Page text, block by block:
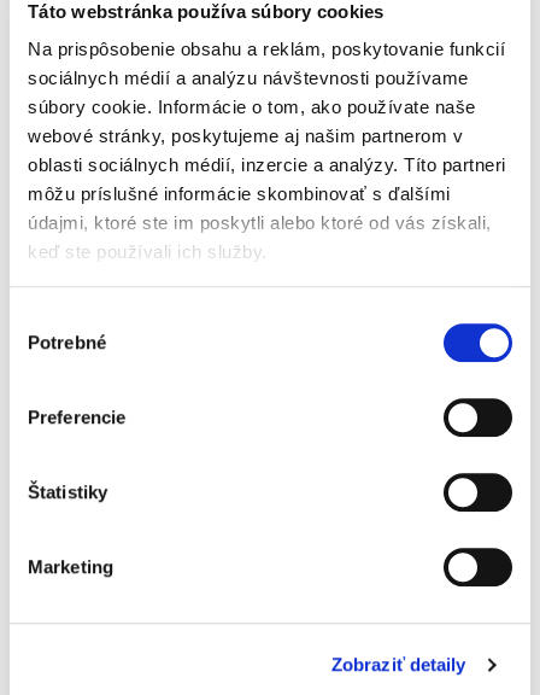
Táto webstránka používa súbory cookies
Na prispôsobenie obsahu a reklám, poskytovanie funkcií
sociálnych médií a analýzu návštevnosti používame
súbory cookie. Informácie o tom, ako používate naše
webové stránky, poskytujeme aj našim partnerom v
oblasti sociálnych médií, inzercie a analýzy. Títo partneri
môžu príslušné informácie skombinovať s ďalšími
údajmi, ktoré ste im poskytli alebo ktoré od vás získali,
keď ste používali ich služby.
súhlasu
Potrebné
Preferencie
Štatistiky
Marketing
Zobraziť detaily
17,00 € s DPH
16,19 € bez DPH
Aktuálna a jedinečná publikácia je venovaná
vybraným právnym aspektom ochrany prírody
a krajiny v podmienkach Slovenskej republiky
so zameraním na možné zásahy do práv
fyzických osôb a právnických...
Laura Bachňáková Rózenfeldová
33,33 €
obohacuje právnu vedu aj prax cennými
„Predkladaná publikácia je svojou šírkou aj